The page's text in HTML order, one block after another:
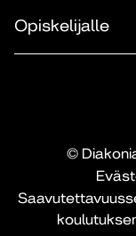
Opiskelijalle
©